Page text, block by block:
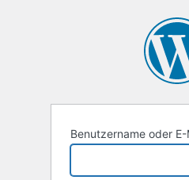
Benutzername oder